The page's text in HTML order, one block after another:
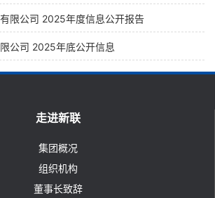
限公司 2025年度信息公开报告
公司 2025年底公开信息
走进新联
集团概况
组织机构
董事长致辞